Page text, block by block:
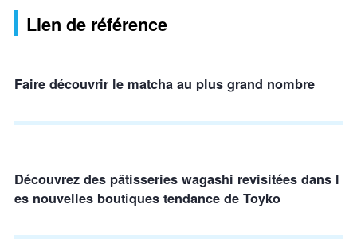
Lien de référence
Faire découvrir le matcha au plus grand nombre
Découvrez des pâtisseries wagashi revisitées dans l
es nouvelles boutiques tendance de Toyko